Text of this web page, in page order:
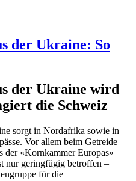
der Ukraine: So
der Ukraine wird
die Schweiz
sorgt in Nordafrika sowie in
Vor allem beim Getreide
der «Kornkammer Europas»
nur geringfügig betroffen –
für die